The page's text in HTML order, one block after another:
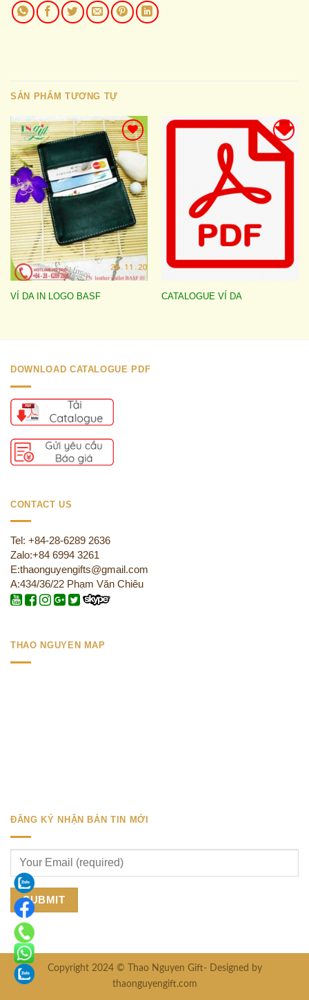
SẢN PHẨM TƯƠNG TỰ
Add to
wishlist
VÍ DA IN LOGO BASF
Add to
wishlist
CATALOGUE VÍ DA
DOWNLOAD CATALOGUE PDF
CONTACT US
Tel: +84-28-6289 2636
Zalo:+84 6994 3261
E:thaonguyengifts@gmail.com
A:434/36/22 Phạm Văn Chiêu
THAO NGUYEN MAP
ĐĂNG KÝ NHẬN BẢN TIN MỚI
Copyright 2024 © Thao Nguyen Gift- Designed by
thaonguyengift.com